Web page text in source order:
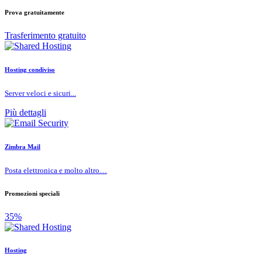
Prova gratuitamente
Trasferimento gratuito
Hosting condiviso
Server veloci e sicuri...
Più dettagli
Zimbra Mail
Posta elettronica e molto altro…
Promozioni speciali
35%
Hosting